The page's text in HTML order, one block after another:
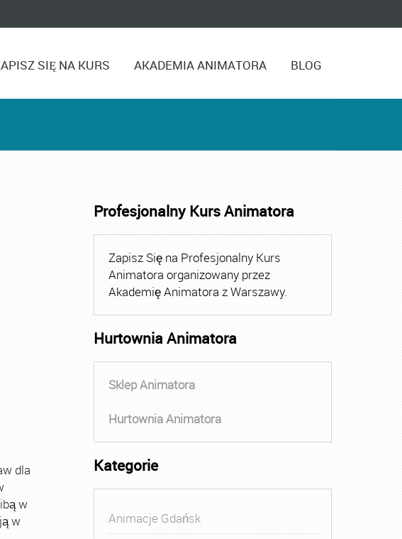
SIĘ NA KURS AKADEMIA ANIMATORA BLOG
dla
w
w
Profesjonalny Kurs Animatora
Zapisz Się na Profesjonalny Kurs
Animatora organizowany przez
Akademię Animatora z Warszawy.
Hurtownia Animatora
Sklep Animatora
Hurtownia Animatora
Kategorie
Animacje Gdańsk